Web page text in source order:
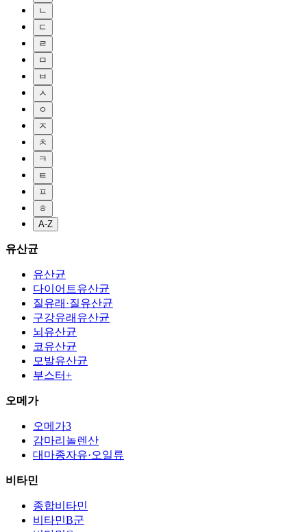
ㄴ
ㄷ
ㄹ
ㅁ
ㅂ
ㅅ
ㅇ
ㅈ
ㅊ
ㅋ
ㅌ
ㅍ
ㅎ
A-Z
유산균
유산균
다이어트유산균
질유래·질유산균
구강유래유산균
뇌유산균
코유산균
모발유산균
부스터+
오메가
오메가3
감마리놀렌산
대마종자유·오일류
비타민
종합비타민
비타민B군